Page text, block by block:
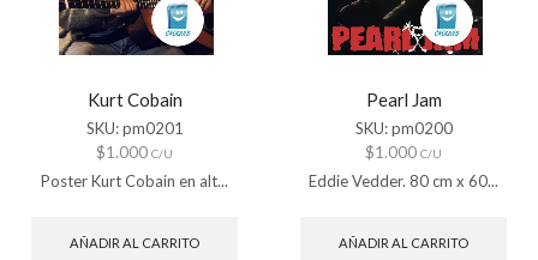
Kurt Cobain
SKU:pm0201
$1.000 C/U
Poster Kurt Cobain en alt...
AÑADIR AL CARRITO
Pearl Jam
SKU:pm0200
$1.000 C/U
Eddie Vedder. 80 cm x 60...
AÑADIR AL CARRITO